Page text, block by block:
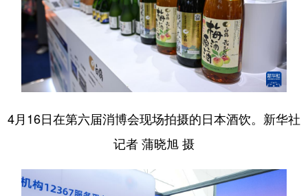
4月16日在第六届消博会现场拍摄的日本酒饮。新华社
记者 蒲晓旭 摄